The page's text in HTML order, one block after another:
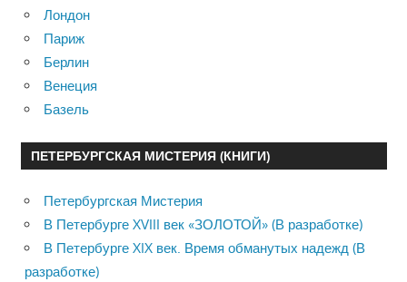
Лондон
Париж
Берлин
Венеция
Базель
ПЕТЕРБУРГСКАЯ МИСТЕРИЯ (КНИГИ)
Петербургская Мистерия
В Петербурге XVIII век «ЗОЛОТОЙ» (В разработке)
В Петербурге XIX век. Время обманутых надежд (В
разработке)